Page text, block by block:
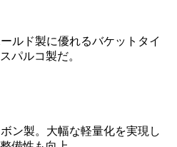
ルド製に優れるバケットタイ
パルコ製だ。
ン製。大幅な軽量化を実現し